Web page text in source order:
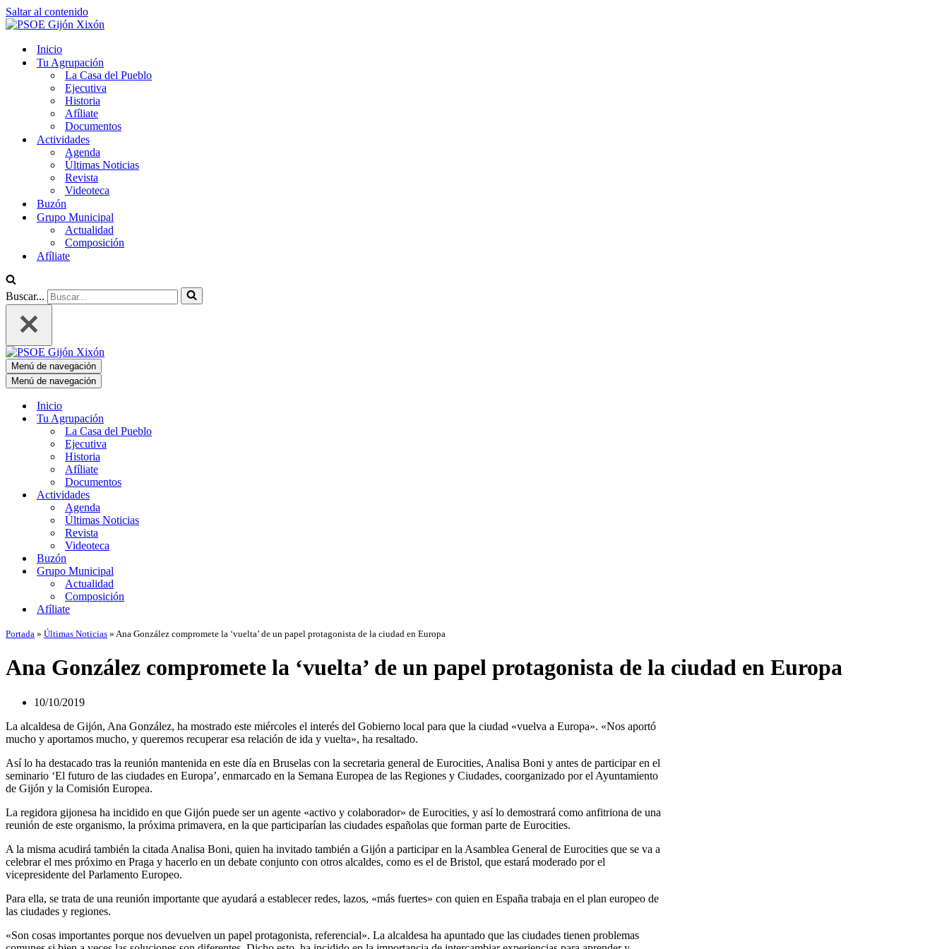
Saltar al contenido
Inicio
Tu Agrupación
La Casa del Pueblo
Ejecutiva
Historia
Afíliate
Documentos
Actividades
Agenda
Últimas Noticias
Revista
Videoteca
Buzón
Grupo Municipal
Actualidad
Composición
Afíliate
Buscar...
Menú de navegación
Menú de navegación
Inicio
Tu Agrupación
La Casa del Pueblo
Ejecutiva
Historia
Afíliate
Documentos
Actividades
Agenda
Últimas Noticias
Revista
Videoteca
Buzón
Grupo Municipal
Actualidad
Composición
Afíliate
Portada » Últimas Noticias » Ana González compromete la ‘vuelta’ de un papel protagonista de la ciudad en Europa
Ana González compromete la ‘vuelta’ de un papel protagonista de la ciudad en Europa
10/10/2019
La alcaldesa de Gijón, Ana González, ha mostrado este miércoles el interés del Gobierno local para que la ciudad «vuelva a Europa». «Nos aportó
mucho y aportamos mucho, y queremos recuperar esa relación de ida y vuelta», ha resaltado.
Así lo ha destacado tras la reunión mantenida en este día en Bruselas con la secretaria general de Eurocities, Analisa Boni y antes de participar en el
seminario ‘El futuro de las ciudades en Europa’, enmarcado en la Semana Europea de las Regiones y Ciudades, coorganizado por el Ayuntamiento
de Gijón y la Comisión Europea.
La regidora gijonesa ha incidido en que Gijón puede ser un agente «activo y colaborador» de Eurocities, y así lo demostrará como anfitriona de una
reunión de este organismo, la próxima primavera, en la que participarían las ciudades españolas que forman parte de Eurocities.
A la misma acudirá también la citada Analisa Boni, quien ha invitado también a Gijón a participar en la Asamblea General de Eurocities que se va a
celebrar el mes próximo en Praga y hacerlo en un debate conjunto con otros alcaldes, como es el de Bristol, que estará moderado por el
vicepresidente del Parlamento Europeo.
Para ella, se trata de una reunión importante que ayudará a establecer redes, lazos, «más fuertes» con quien en España trabaja en el plan europeo de
las ciudades y regiones.
«Son cosas importantes porque nos devuelven un papel protagonista, referencial». La alcaldesa ha apuntado que las ciudades tienen problemas